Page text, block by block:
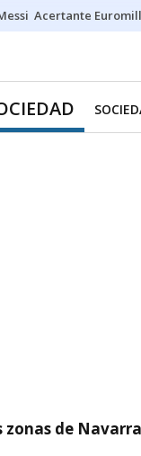
Acertante
zonas de